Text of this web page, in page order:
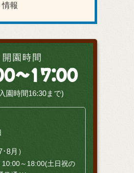
報
開園時間
～17:00
園時間16:30まで)
8月）
10:00～18:00(土日祝の